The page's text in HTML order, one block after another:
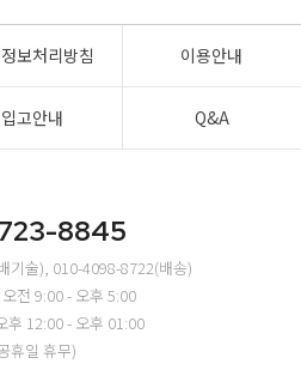
보처리방침 이용안내
입고안내 Q&A
8845
기술), 010-4098-8722(배송)
전 9:00 - 오후 5:00
후 12:00 - 오후 01:00
휴일 휴무)